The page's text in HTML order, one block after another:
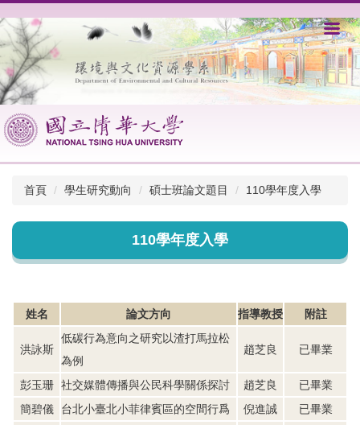
到
主
要
內
容
區
首頁 學生研究動向 碩士班論文題目 110學年度入學
110學年度入學
姓名 論文方向 指導教授 附註
洪詠斯
低碳行為意向之研究以渣打馬拉松
為例
趙芝良 已畢業
彭玉珊 社交媒體傳播與公民科學關係探討 趙芝良
已畢業
簡碧儀
台北小臺北小菲律賓區的空間行爲 倪進誠 已畢業